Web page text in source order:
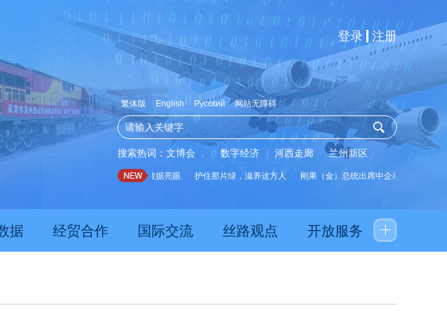
登录 注册
繁体版 English Русский 网站无障碍
搜索热词： 文博会 数字经济 河西走廊 兰州新区
发展 甘肃上半年新质生产力发展数据亮眼 护住那片绿，滋养这方人 刚果（金）总统出席中企承建水厂启用仪式
据 经贸合作 国际交流 丝路观点 开放服务